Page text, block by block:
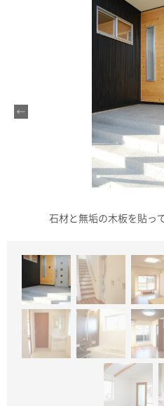
石材と無垢の木板を貼っ